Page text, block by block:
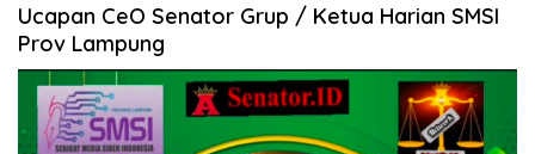
Ucapan CeO Senator Grup / Ketua Harian SMSI
Prov Lampung